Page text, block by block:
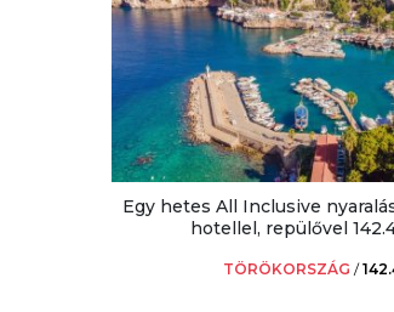
Egy hetes All Inclusive
hotellel, repülővel
TÖRÖKORSZÁG /